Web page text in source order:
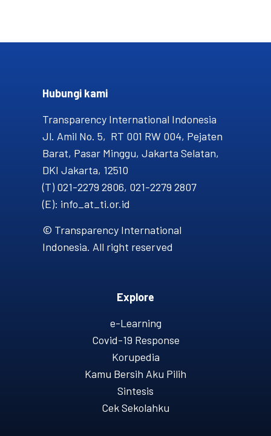
Hubungi kami​
Transparency International Indonesia
Jl. Amil No. 5, RT 001 RW 004, Pejaten
Barat, Pasar Minggu, Jakarta Selatan,
DKI Jakarta, 12510
(T) 021-2279 2806, 021-2279 2807
(E): info_at_ti.or.id
© Transparency International
Indonesia. All right reserved
Explore
e-Learning
Covid-19 Response
Korupedia
Kamu Bersih Aku Pilih
Sintesis
Cek Sekolahku